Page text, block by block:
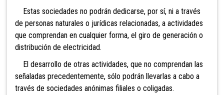
Estas sociedades no podrán dedicarse, por sí, ni a través
de personas naturales o jurídicas relacionadas, a actividades
que comprendan en cualquier forma, el giro de generación o
distribución de electricidad.
El desarrollo de otras actividades, que no comprendan las
señaladas precedentemente, sólo podrán llevarlas a cabo a
través de sociedades anónimas filiales o coligadas.